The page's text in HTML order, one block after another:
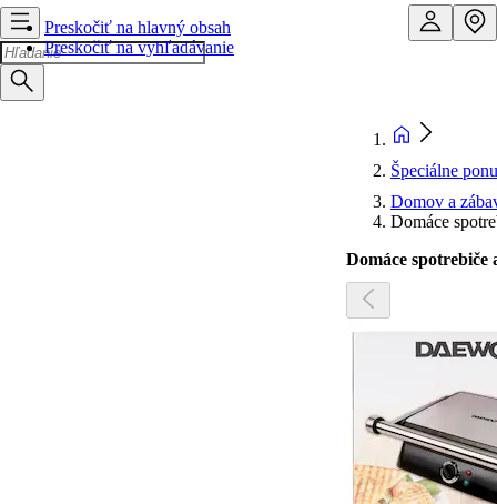
Preskočiť na hlavný obsah
Preskočiť na vyhľadávanie
Špeciálne
Domov a
Domáce
Domáce spotrebiče